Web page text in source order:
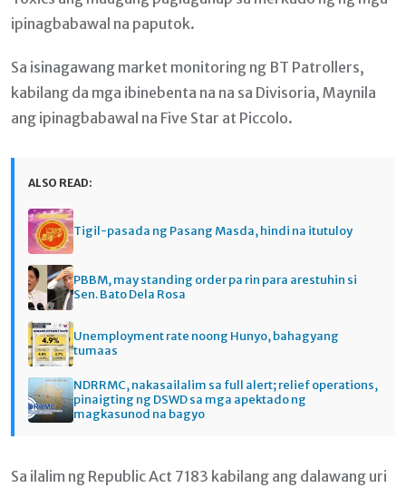
ipinagbabawal na paputok.
Sa isinagawang market monitoring ng BT Patrollers,
kabilang da mga ibinebenta na na sa Divisoria, Maynila
ang ipinagbabawal na Five Star at Piccolo.
ALSO READ:
Tigil-pasada ng Pasang Masda, hindi na itutuloy
PBBM, may standing order pa rin para arestuhin si
Sen. Bato Dela Rosa
Unemployment rate noong Hunyo, bahagyang
tumaas
NDRRMC, nakasailalim sa full alert; relief operations,
pinaigting ng DSWD sa mga apektado ng
magkasunod na bagyo
Sa ilalim ng Republic Act 7183 kabilang ang dalawang uri